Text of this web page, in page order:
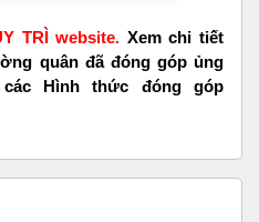
TRÌ website. Xem chi tiết
quân đã đóng góp ủng
Hình thức đóng góp